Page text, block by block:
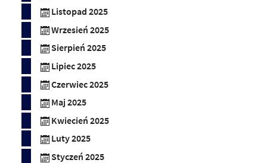
Listopad 2025
Wrzesień 2025
Sierpień 2025
Lipiec 2025
Czerwiec 2025
Maj 2025
Kwiecień 2025
Luty 2025
Styczeń 2025